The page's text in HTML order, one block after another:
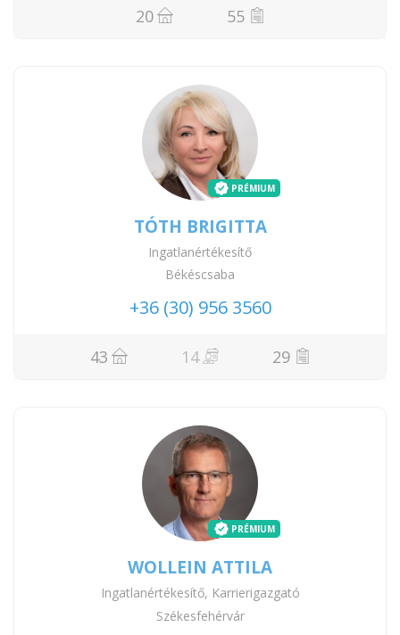
20 55
PRÉMIUM
TÓTH BRIGITTA
Ingatlanértékesítő
Békéscsaba
+36 (30) 956 3560
43 14 29
PRÉMIUM
WOLLEIN ATTILA
Ingatlanértékesítő, Karrierigazgató
Székesfehérvár